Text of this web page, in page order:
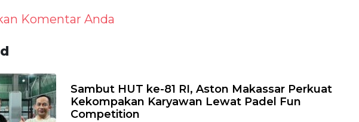
Komentar Anda
Sambut HUT ke-81 RI, Aston Makassar Perkuat
Kekompakan Karyawan Lewat Padel Fun
Competition